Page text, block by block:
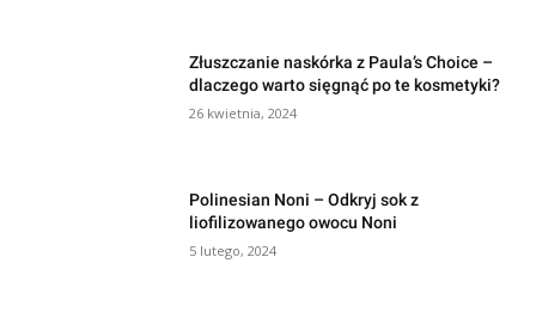
Złuszczanie naskórka z Paula’s Choice –
dlaczego warto sięgnąć po te kosmetyki?
26 kwietnia, 2024
Polinesian Noni – Odkryj sok z
liofilizowanego owocu Noni
5 lutego, 2024